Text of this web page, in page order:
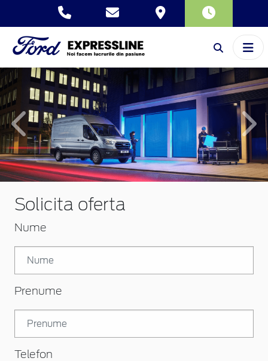
Inapoi
Solicita oferta
Nume
Prenume
Telefon